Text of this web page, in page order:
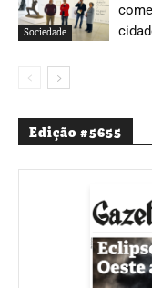
Sociedade
Edição #5655